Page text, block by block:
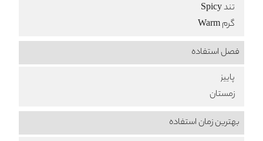
تند Spicy
گرم Warm
فصل استفاده
پاییز
زمستان
بهترین زمان استفاده